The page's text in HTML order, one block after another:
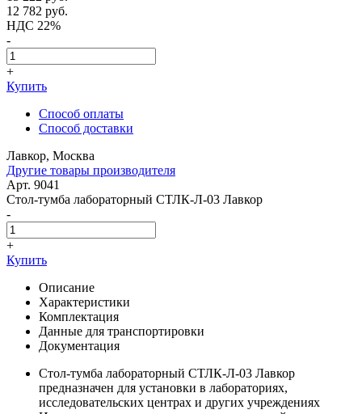
12 782 руб.
НДС 22%
-
+
Купить
Способ оплаты
Способ доставки
Лавкор, Москва
Другие товары производителя
Арт. 9041
Стол-тумба лабораторный СТЛК-Л-03 Лавкор
-
+
Купить
Описание
Характеристики
Комплектация
Данные для транспортировки
Документация
Стол-тумба лабораторный СТЛК-Л-03 Лавкор
предназначен для установки в лабораториях,
исследовательских центрах и других учреждениях